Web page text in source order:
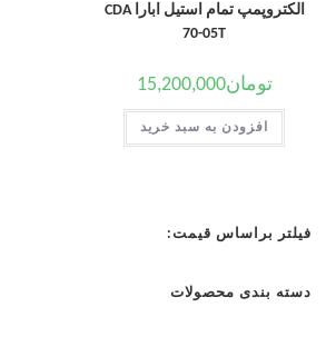
الکتروپمپ تمام استیل ابارا CDA
70-05T
تومان15,200,000
افزودن به سبد خرید
فیلتر براساس قیمت:
دسته بندی محصولات